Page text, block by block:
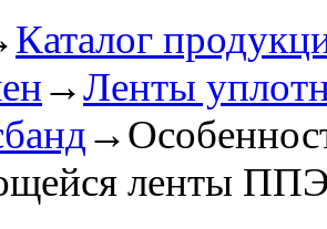
Каталог
→Ленты
→
ленты